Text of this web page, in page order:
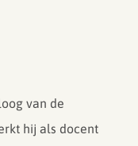
van de
hij als docent